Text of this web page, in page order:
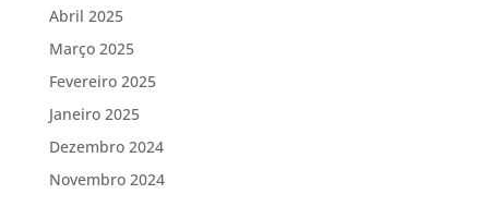
Abril 2025
Março 2025
Fevereiro 2025
Janeiro 2025
Dezembro 2024
Novembro 2024